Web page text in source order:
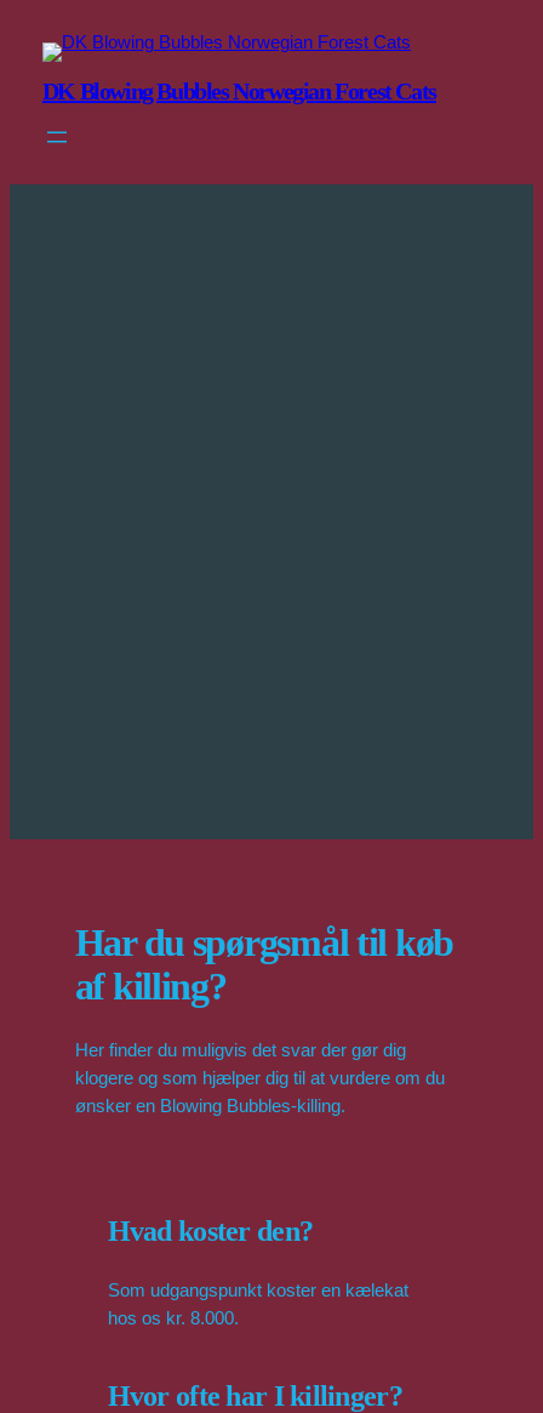
DK Blowing Bubbles Norwegian Forest Cats
Har du spørgsmål til køb
af killing?
Her finder du muligvis det svar der gør dig
klogere og som hjælper dig til at vurdere om du
ønsker en Blowing Bubbles-killing.
Hvad koster den?
Som udgangspunkt koster en kælekat
hos os kr. 8.000.
Hvor ofte har I killinger?